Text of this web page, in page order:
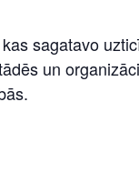
sagatavo
un